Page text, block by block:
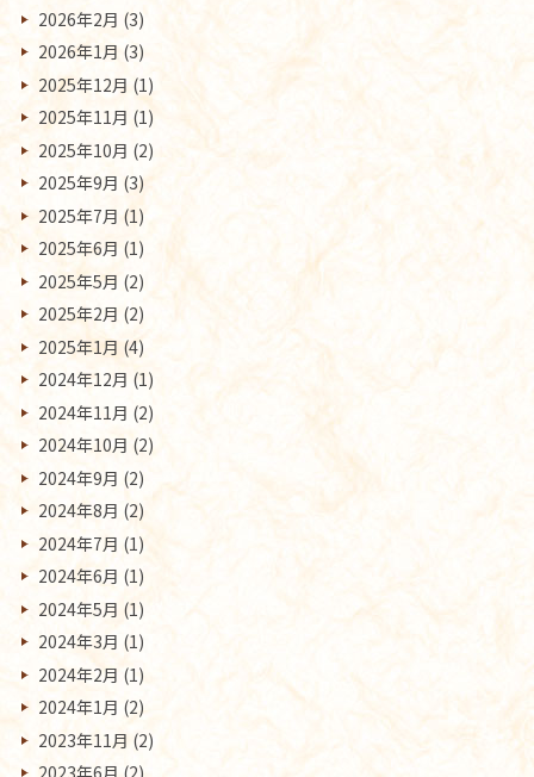
2026年2月 (3)
2026年1月 (3)
2025年12月 (1)
2025年11月 (1)
2025年10月 (2)
2025年9月 (3)
2025年7月 (1)
2025年6月 (1)
2025年5月 (2)
2025年2月 (2)
2025年1月 (4)
2024年12月 (1)
2024年11月 (2)
2024年10月 (2)
2024年9月 (2)
2024年8月 (2)
2024年7月 (1)
2024年6月 (1)
2024年5月 (1)
2024年3月 (1)
2024年2月 (1)
2024年1月 (2)
2023年11月 (2)